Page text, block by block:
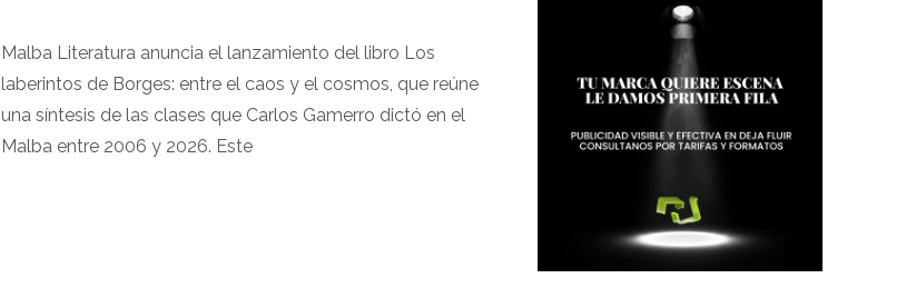
Malba Literatura anuncia el lanzamiento del libro Los
laberintos de Borges: entre el caos y el cosmos, que reúne
una síntesis de las clases que Carlos Gamerro dictó en el
Malba entre 2006 y 2026. Este